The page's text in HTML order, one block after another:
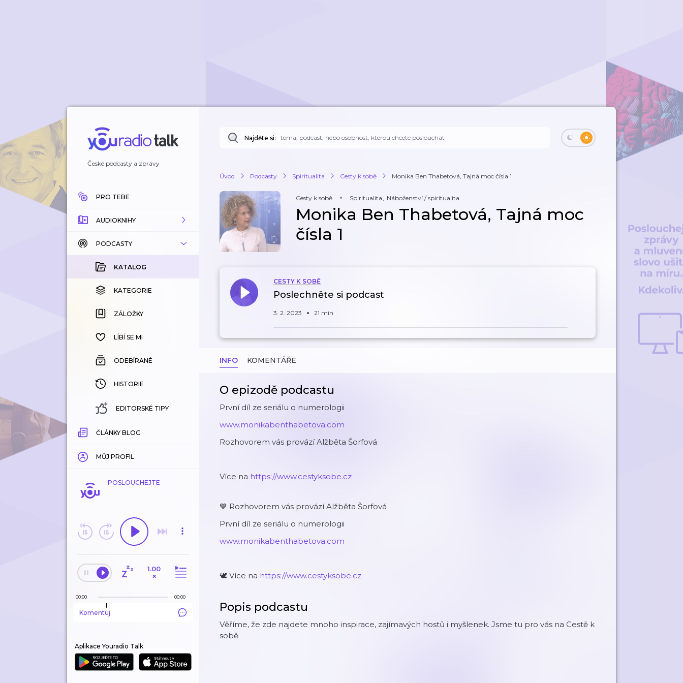
České podcasty a zprávy
PRO TEBE
AUDIOKNIHY
KATALOG
KOUPENÉ
KATEGORIE
ZÁLOŽKY
HISTORIE
PODCASTY
KATALOG
KATEGORIE
ZÁLOŽKY
LÍBÍ SE MI
ODEBÍRANÉ
HISTORIE
EDITORSKÉ TIPY
ČLÁNKY BLOG
MŮJ PROFIL
POSLOUCHEJTE
1.00
×
00:00 00:00
Komentuj
Aplikace Youradio Talk
Najděte si:
Úvod Podcasty Spiritualita Cesty k sobě Monika Ben Thabetová, Tajná moc čísla 1
Cesty k sobě Spiritualita, Náboženství / spiritualita
Monika Ben Thabetová, Tajná moc
čísla 1
CESTY K SOBĚ
Poslechněte si podcast
3. 2. 2023 21 min
INFO KOMENTÁŘE
O epizodě podcastu
První díl ze seriálu o numerologii
www.monikabenthabetova.com
Rozhovorem vás provází Alžběta Šorfová
Více na https://www.cestyksobe.cz
💙 Rozhovorem vás provází Alžběta Šorfová
První díl ze seriálu o numerologii
www.monikabenthabetova.com
🕊️ Více na https://www.cestyksobe.cz
Popis podcastu
Věříme, že zde najdete mnoho inspirace, zajímavých hostů i myšlenek. Jsme tu pro vás na Cestě k
sobě